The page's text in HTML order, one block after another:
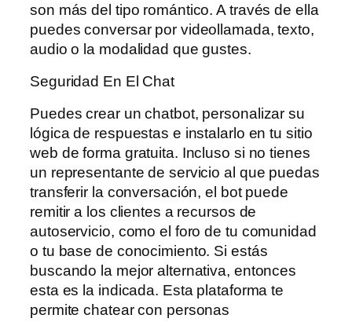
son más del tipo romántico. A través de ella
puedes conversar por videollamada, texto,
audio o la modalidad que gustes.
Seguridad En El Chat
Puedes crear un chatbot, personalizar su
lógica de respuestas e instalarlo en tu sitio
web de forma gratuita. Incluso si no tienes
un representante de servicio al que puedas
transferir la conversación, el bot puede
remitir a los clientes a recursos de
autoservicio, como el foro de tu comunidad
o tu base de conocimiento. Si estás
buscando la mejor alternativa, entonces
esta es la indicada. Esta plataforma te
permite chatear con personas